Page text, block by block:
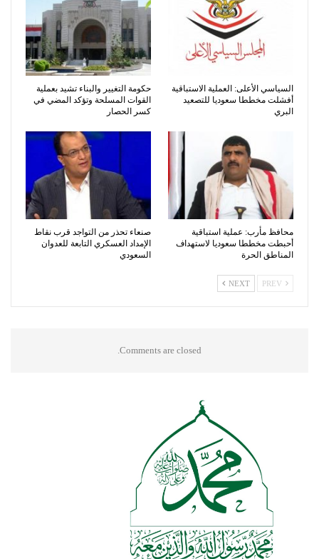
السياسي الأعلى: العملية الاستباقية
أفشلت مخططا سعوديا للتصعيد
البري
حكومة التغيير والبناء تشيد بعملية
القوات المسلحة وتؤكد المضي في
كسر الحصار
محافظ مأرب: عملية استباقية
أحبطت مخططا سعوديا لاستهداف
المناطق الحرة
صنعاء تحذر من التواجد قرب نقاط
الإمداد العسكري التابعة للعدوان
السعودي
NEXT
Comments are closed.